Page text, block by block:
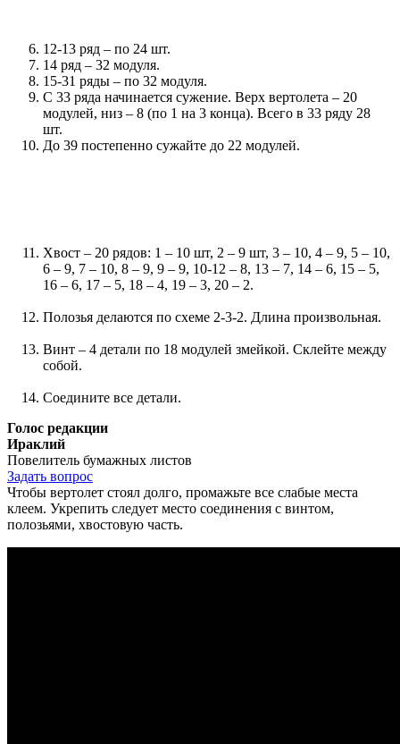
12-13 ряд – по 24 шт.
14 ряд – 32 модуля.
15-31 ряды – по 32 модуля.
С 33 ряда начинается сужение. Верх вертолета – 20
модулей, низ – 8 (по 1 на 3 конца). Всего в 33 ряду 28
шт.
До 39 постепенно сужайте до 22 модулей.
Хвост – 20 рядов: 1 – 10 шт, 2 – 9 шт, 3 – 10, 4 – 9, 5 – 10,
6 – 9, 7 – 10, 8 – 9, 9 – 9, 10-12 – 8, 13 – 7, 14 – 6, 15 – 5,
16 – 6, 17 – 5, 18 – 4, 19 – 3, 20 – 2.
Полозья делаются по схеме 2-3-2. Длина произвольная.
Винт – 4 детали по 18 модулей змейкой. Склейте между
собой.
Соедините все детали.
Голос редакции
Ираклий
Повелитель бумажных листов
Задать вопрос
Чтобы вертолет стоял долго, промажьте все слабые места
клеем. Укрепить следует место соединения с винтом,
полозьями, хвостовую часть.